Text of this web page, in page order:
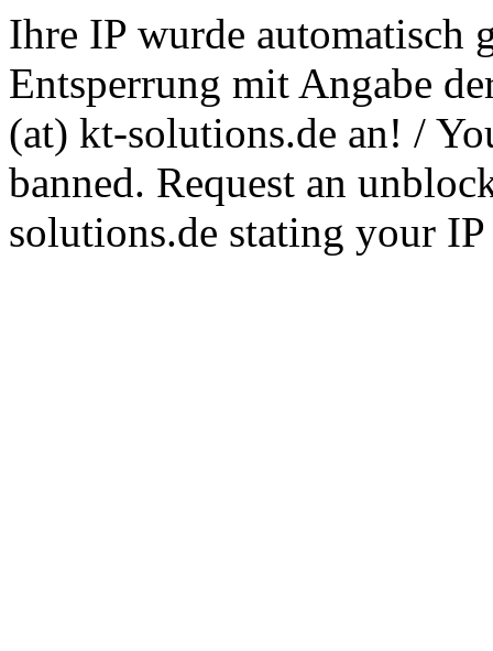
Ihre IP wurde automatisch
Entsperrung mit Angabe
(at) kt-solutions.de an! /
banned. Request an
solutions.de stating your